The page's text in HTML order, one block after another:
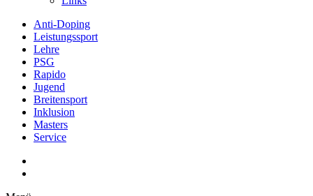
Anti-Doping
Leistungssport
Lehre
PSG
Rapido
Jugend
Breitensport
Inklusion
Masters
Service